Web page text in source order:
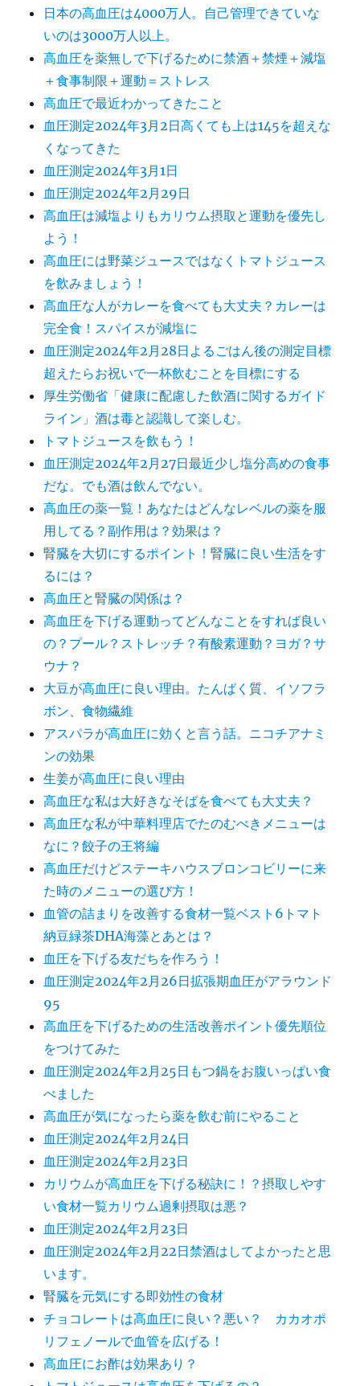
日本の高血圧は4000万人。自己管理できていな
いのは3000万人以上。
高血圧を薬無しで下げるために禁酒＋禁煙＋減塩
＋食事制限＋運動＝ストレス
高血圧で最近わかってきたこと
血圧測定2024年3月2日高くても上は145を超えな
くなってきた
血圧測定2024年3月1日
血圧測定2024年2月29日
高血圧は減塩よりもカリウム摂取と運動を優先し
よう！
高血圧には野菜ジュースではなくトマトジュース
を飲みましょう！
高血圧な人がカレーを食べても大丈夫？カレーは
完全食！スパイスが減塩に
血圧測定2024年2月28日よるごはん後の測定目標
超えたらお祝いで一杯飲むことを目標にする
厚生労働省「健康に配慮した飲酒に関するガイド
ライン」酒は毒と認識して楽しむ。
トマトジュースを飲もう！
血圧測定2024年2月27日最近少し塩分高めの食事
だな。でも酒は飲んでない。
高血圧の薬一覧！あなたはどんなレベルの薬を服
用してる？副作用は？効果は？
腎臓を大切にするポイント！腎臓に良い生活をす
るには？
高血圧と腎臓の関係は？
高血圧を下げる運動ってどんなことをすれば良い
の？プール？ストレッチ？有酸素運動？ヨガ？サ
ウナ？
大豆が高血圧に良い理由。たんぱく質、イソフラ
ボン、食物繊維
アスパラが高血圧に効くと言う話。ニコチアナミ
ンの効果
生姜が高血圧に良い理由
高血圧な私は大好きなそばを食べても大丈夫？
高血圧な私が中華料理店でたのむべきメニューは
なに？餃子の王将編
高血圧だけどステーキハウスブロンコビリーに来
た時のメニューの選び方！
血管の詰まりを改善する食材一覧ベスト6トマト
納豆緑茶DHA海藻とあとは？
血圧を下げる友だちを作ろう！
血圧測定2024年2月26日拡張期血圧がアラウンド
95
高血圧を下げるための生活改善ポイント優先順位
をつけてみた
血圧測定2024年2月25日もつ鍋をお腹いっぱい食
べました
高血圧が気になったら薬を飲む前にやること
血圧測定2024年2月24日
血圧測定2024年2月23日
カリウムが高血圧を下げる秘訣に！？摂取しやす
い食材一覧カリウム過剰摂取は悪？
血圧測定2024年2月23日
血圧測定2024年2月22日禁酒はしてよかったと思
います。
腎臓を元気にする即効性の食材
チョコレートは高血圧に良い？悪い？ カカオポ
リフェノールで血管を広げる！
高血圧にお酢は効果あり？